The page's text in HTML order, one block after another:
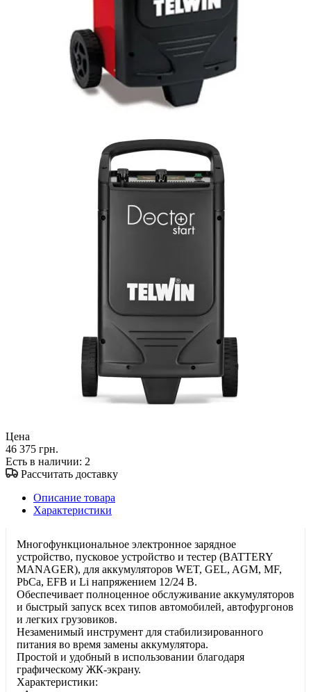
Цена
46 375 грн.
Есть в наличии: 2
Рассчитать доставку
Описание товара
Характеристики
Многофункциональное электронное зарядное
устройство, пусковое устройство и тестер (BATTERY
MANAGER), для аккумуляторов WET, GEL, AGM, MF,
PbCa, EFB и Li напряжением 12/24 В.
Обеспечивает полноценное обслуживание аккумуляторов
и быстрый запуск всех типов автомобилей, автофургонов
и легких грузовиков.
Незаменимый инструмент для стабилизированного
питания во время замены аккумулятора.
Простой и удобный в использовании благодаря
графическому ЖК-экрану.
Xарактеристики: